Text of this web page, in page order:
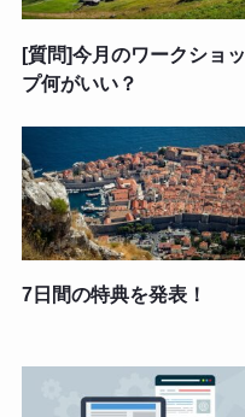
[質問]今月のワークショッ
プ何がいい？
7日間の特典を発表！